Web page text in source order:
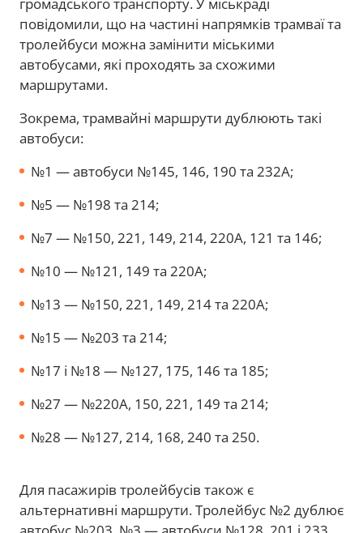
повідомили, що на частині напрямків трамваї та
тролейбуси можна замінити міськими
автобусами, які проходять за схожими
маршрутами.
Зокрема, трамвайні маршрути дублюють такі
автобуси:
№1 — автобуси №145, 146, 190 та 232А;
№5 — №198 та 214;
№7 — №150, 221, 149, 214, 220А, 121 та 146;
№10 — №121, 149 та 220А;
№13 — №150, 221, 149, 214 та 220А;
№15 — №203 та 214;
№17 і №18 — №127, 175, 146 та 185;
№27 — №220А, 150, 221, 149 та 214;
№28 — №127, 214, 168, 240 та 250.
Для пасажирів тролейбусів також є
альтернативні маршрути. Тролейбус №2 дублює